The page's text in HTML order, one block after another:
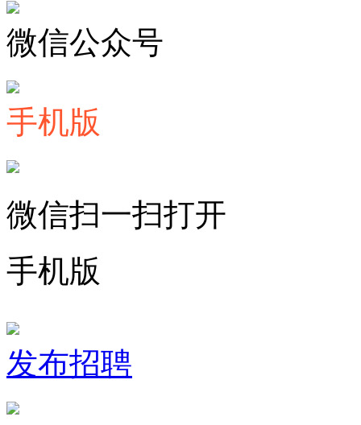
微信公众号
手机版
微信扫一扫打开
手机版
发布招聘